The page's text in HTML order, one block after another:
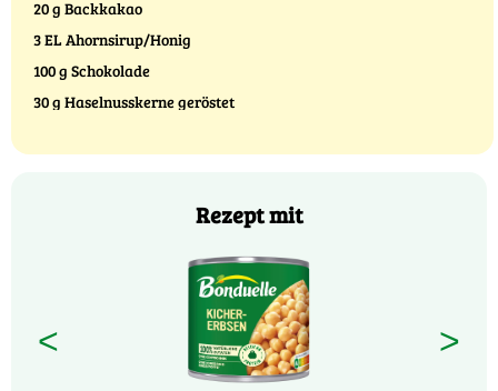
20 g Backkakao
3 EL Ahornsirup/Honig
100 g Schokolade
30 g Haselnusskerne geröstet
Rezept mit
< >